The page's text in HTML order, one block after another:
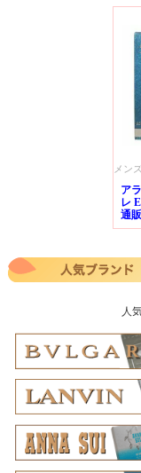
メン
ア
レ
通販
人